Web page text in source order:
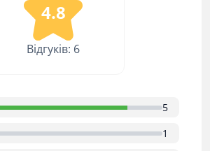
4.8
Відгуків: 6
5
1